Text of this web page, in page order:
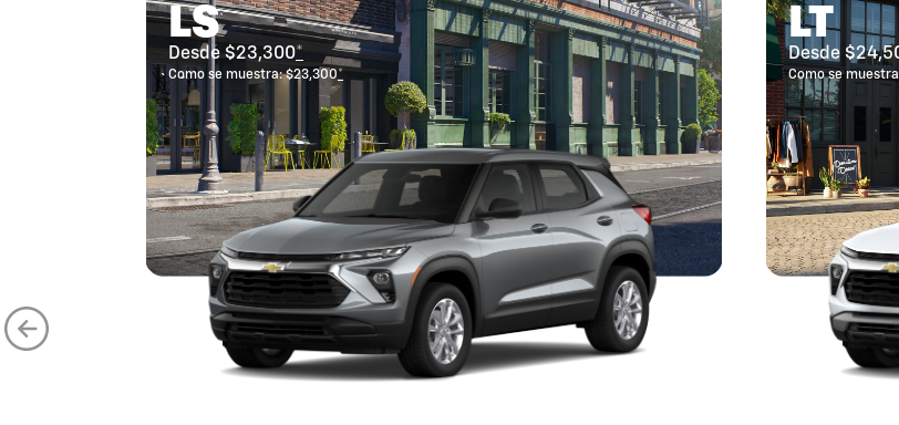
LS
Desde $23,300*
Como se muestra: $23,300*
LT
Desde
Como se